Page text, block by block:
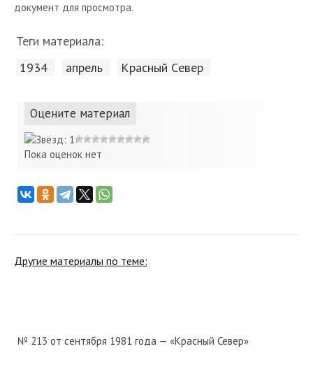
документ для просмотра.
Теги материала:
1934 апрель Красный Cевер
Оцените материал
Пока оценок нет
Другие материалы по теме:
№ 213 от сентября 1981 года — «Красный Север»